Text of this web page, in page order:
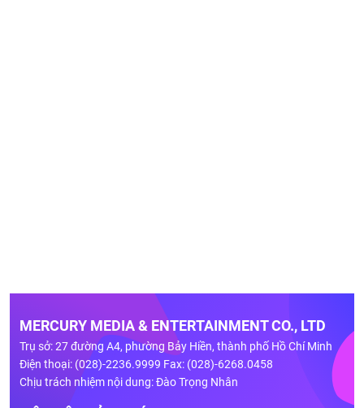
MERCURY MEDIA & ENTERTAINMENT CO., LTD
Trụ sở: 27 đường A4, phường Bảy Hiền, thành phố Hồ Chí Minh
Điện thoại: (028)-2236.9999 Fax: (028)-6268.0458
Chịu trách nhiệm nội dung: Đào Trọng Nhân